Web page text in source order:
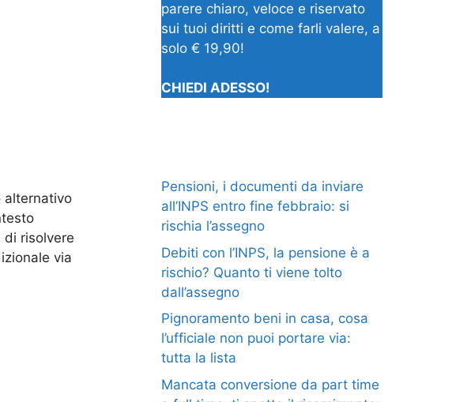
alternativo
risolvere
via
parere chiaro, veloce e riservato
sui tuoi diritti e come farli valere, a
solo € 19,90!
CHIEDI ADESSO!
Pensioni, i documenti da inviare
all’INPS entro fine febbraio: si
rischia l’assegno
Debiti con l’INPS, la pensione è a
rischio? Quanto ti viene tolto
dall’assegno
Pignoramento beni in casa, cosa
l’ufficiale non puoi portare via:
tutta la lista
Mancata conversione da part time